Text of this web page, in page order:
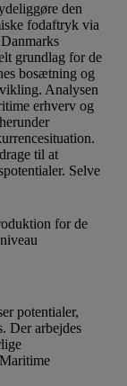
den
fodaftryk via
grundlag for de
bosætning og
Analysen
erhverv og
til at
Selve
for de
potentialer,
Der arbejdes